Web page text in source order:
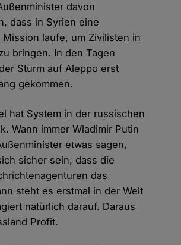
davon
dass in Syrien eine
Mission laufe, um Zivilisten in
bringen. In den Tagen
Sturm auf Aleppo erst
gekommen.
hat System in der russischen
Wann immer Wladimir Putin
etwas sagen,
sicher sein, dass die
das
steht es erstmal in der Welt
natürlich darauf. Daraus
Profit.